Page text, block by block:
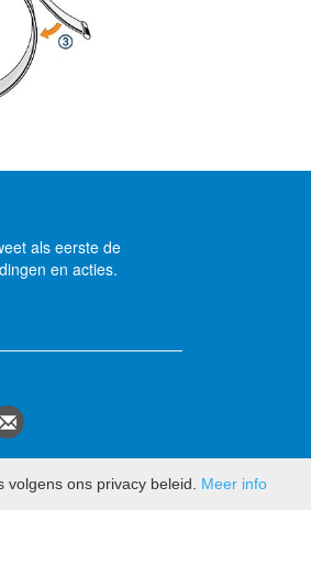
als eerste de
en acties.
ons privacy beleid. Meer info